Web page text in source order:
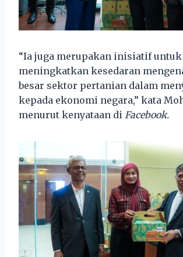
“Ia juga merupakan inisiatif untuk
meningkatkan kesedaran
besar sektor pertanian dalam
kepada ekonomi negara,” kata
menurut kenyataan di Facebook.